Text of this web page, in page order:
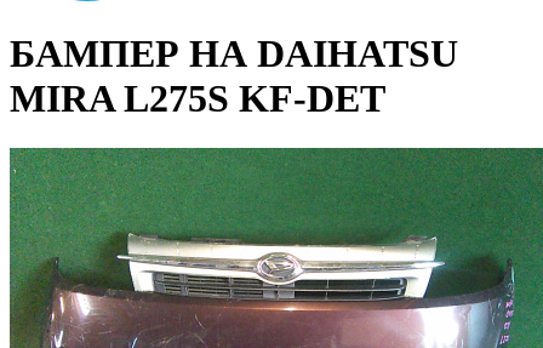
БАМПЕР НА DAIHATSU
MIRA L275S KF-DET